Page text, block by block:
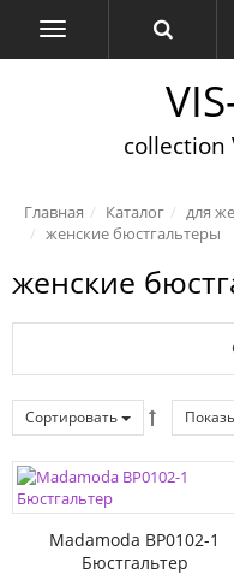
collection
Главная Каталог для
женские бюстгальтеры
женские
Сортировать
Madamoda BP0102-1
Бюстгальтер